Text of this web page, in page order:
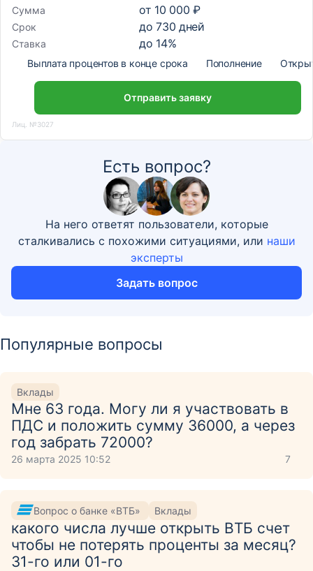
Сумма от 10 000 ₽
Срок до730 дней
Ставка до 14%
Выплата процентов в конце срока Пополнение
Отправить заявку
Лиц. №3027
Есть вопрос?
На него ответят пользователи, которые
сталкивались с похожими ситуациями, или наши
эксперты
Задать вопрос
Популярные вопросы
Вклады
Мне 63 года. Могу ли я участвовать в
ПДС и положить сумму 36000, а через
год забрать 72000?
26 марта 2025 10:52 7
Вопрос о банке «ВТБ» Вклады
какого числа лучше открыть ВТБ счет
чтобы не потерять проценты за месяц?
31-го или 01-го